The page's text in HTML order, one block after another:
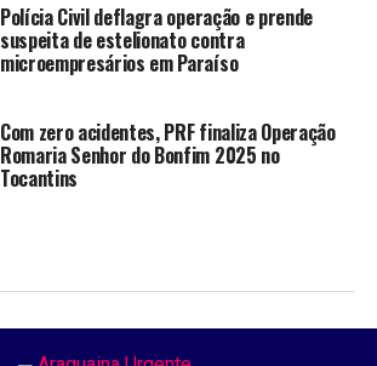
Polícia Civil deflagra operação e prende
suspeita de estelionato contra
microempresários em Paraíso
Com zero acidentes, PRF finaliza Operação
Romaria Senhor do Bonfim 2025 no
Tocantins